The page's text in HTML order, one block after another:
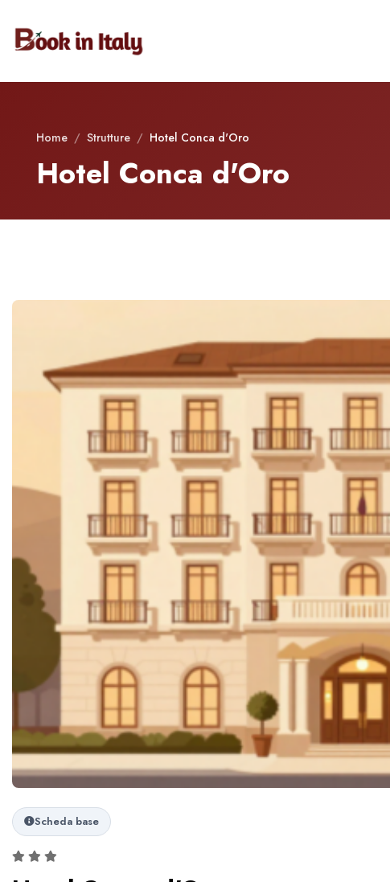
Home / Strutture / Hotel Conca d'Oro
Hotel Conca d'Oro
Scheda base